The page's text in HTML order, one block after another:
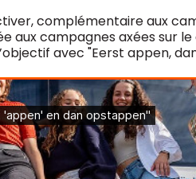
complémentaire aux
aux campagnes axées sur
avec "Eerst appen,